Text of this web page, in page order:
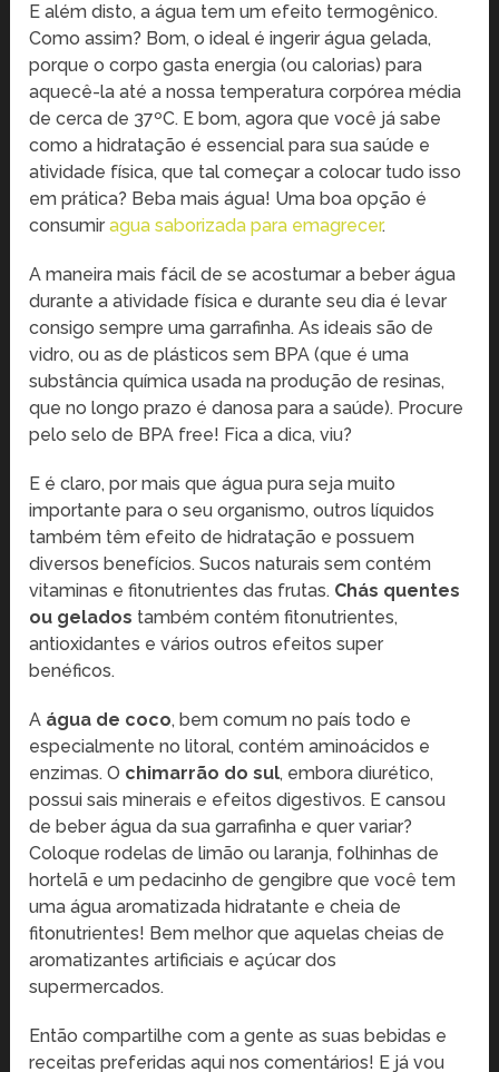
E além disto, a água tem um efeito termogênico.
Como assim? Bom, o ideal é ingerir água gelada,
porque o corpo gasta energia (ou calorias) para
aquecê-la até a nossa temperatura corpórea média
de cerca de 37ºC. E bom, agora que você já sabe
como a hidratação é essencial para sua saúde e
atividade física, que tal começar a colocar tudo isso
em prática? Beba mais água! Uma boa opção é
consumiragua saborizada para emagrecer.
A maneira mais fácil de se acostumar a beber água
durante a atividade física e durante seu dia é levar
consigo sempre uma garrafinha. As ideais são de
vidro, ou as de plásticos sem BPA (que é uma
substância química usada na produção de resinas,
que no longo prazo é danosa para a saúde). Procure
pelo selo de BPA free! Fica a dica, viu?
E é claro, por mais que água pura seja muito
importante para o seu organismo, outros líquidos
também têm efeito de hidratação e possuem
diversos benefícios. Sucos naturais sem contém
vitaminas e fitonutrientes das frutas. Chás quentes
ou gelados também contém fitonutrientes,
antioxidantes e vários outros efeitos super
benéficos.
A água de coco, bem comum no país todo e
especialmente no litoral, contém aminoácidos e
enzimas. O chimarrão do sul, embora diurético,
possui sais minerais e efeitos digestivos. E cansou
de beber água da sua garrafinha e quer variar?
Coloque rodelas de limão ou laranja, folhinhas de
hortelã e um pedacinho de gengibre que você tem
uma água aromatizada hidratante e cheia de
fitonutrientes! Bem melhor que aquelas cheias de
aromatizantes artificiais e açúcar dos
supermercados.
Então compartilhe com a gente as suas bebidas e
receitas preferidas aqui nos comentários! E já vou